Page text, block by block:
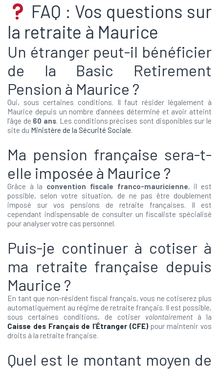
FAQ : Vos questions sur
la retraite à Maurice
Un étranger peut-il bénéficier
de la Basic Retirement
Pension à Maurice ?
Oui, sous certaines conditions. Il faut résider légalement à
Maurice depuis un nombre d’années déterminé et avoir atteint
l’âge de 60 ans. Les conditions précises sont disponibles sur le
site du Ministère de la Sécurité Sociale.
Ma pension française sera-t-
elle imposée à Maurice ?
Grâce à la convention fiscale franco-mauricienne, il est
possible, selon votre situation, de ne pas être doublement
imposé sur vos pensions de retraite françaises. Il est
cependant indispensable de consulter un fiscaliste spécialisé
pour analyser votre cas personnel.
Puis-je continuer à cotiser à
ma retraite française depuis
Maurice ?
En tant que non-résident fiscal français, vous ne cotiserez plus
automatiquement au régime de retraite français. Il est possible,
sous certaines conditions, de cotiser volontairement à la
Caisse des Français de l’Étranger (CFE)pour maintenir vos
droits à la retraite française.
Quel est le montant moyen de